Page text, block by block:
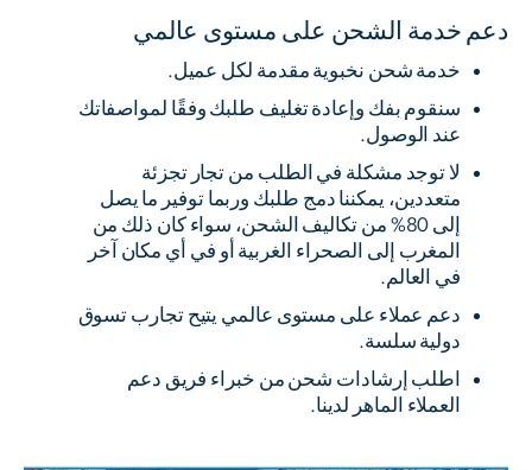
دعم خدمة الشحن على مستوى عالمي
خدمة شحن نخبوية مقدمة لكل عميل.
سنقوم بفك وإعادة تغليف طلبك وفقًا لمواصفاتك
عند الوصول.
لا توجد مشكلة في الطلب من تجار تجزئة
متعددين، يمكننا دمج طلبك وربما توفير ما يصل
إلى 80% من تكاليف الشحن، سواء كان ذلك من
المغرب إلى الصحراء الغربية أو في أي مكان آخر
في العالم.
دعم عملاء على مستوى عالمي يتيح تجارب تسوق
دولية سلسة.
اطلب إرشادات شحن من خبراء فريق دعم
العملاء الماهر لدينا.